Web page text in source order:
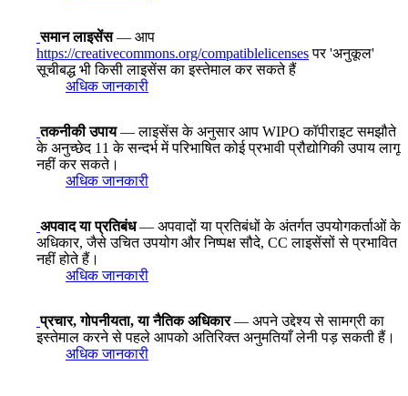
समान लाइसेंस— आप
https://creativecommons.org/compatiblelicensesपर 'अनुकूल'
सूचीबद्ध भी किसी लाइसेंस का इस्तेमाल कर सकते हैं
अधिक जानकारी
तकनीकी उपाय— लाइसेंस के अनुसार आप WIPO कॉपीराइट समझौते
के अनुच्छेद 11 के सन्दर्भ में परिभाषित कोई प्रभावी प्रौद्योगिकी उपाय लागू
नहीं कर सकते।
अधिक जानकारी
अपवाद या प्रतिबंध— अपवादों या प्रतिबंधों के अंतर्गत उपयोगकर्ताओं के
अधिकार, जैसे उचित उपयोग और निष्पक्ष सौदे, CC लाइसेंसों से प्रभावित
नहीं होते हैं।
अधिक जानकारी
प्रचार, गोपनीयता, या नैतिक अधिकार— अपने उद्देश्य से सामग्री का
इस्तेमाल करने से पहले आपको अतिरिक्त अनुमतियाँ लेनी पड़ सकती हैं।
अधिक जानकारी